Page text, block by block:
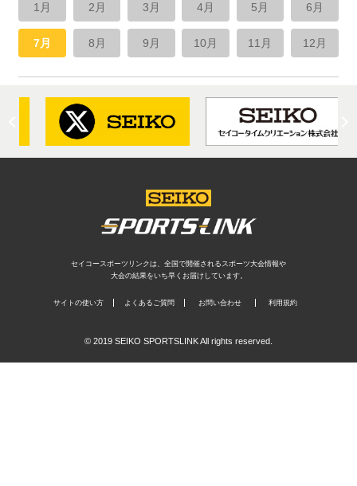
1月 2月 3月 4月 5月 6月
7月 8月 9月 10月 11月 12月
セイコースポーツリンクは、全国で開催されるスポーツ大会情報や
大会の結果をいち早くお届けしています。
サイトの使い方 よくあるご質問 お問い合わせ 利用規約
© 2019 SEIKO SPORTSLINK All rights reserved.